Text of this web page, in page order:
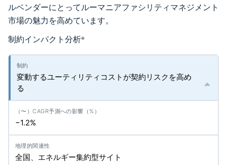
ルベンダーにとってルーマニアファシリティマネジメント
市場の魅力を高めています。
制約インパクト分析*
変動するユーティリティコストが契約リスクを高め
る
−1.2%
全国、エネルギー集約型サイト